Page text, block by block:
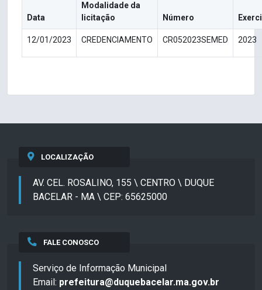
Data
Modalidade da
licitação
Número
12/01/2023 CREDENCIAMENTO CR052023SEMED 2023
LOCALIZAÇÃO
AV. CEL. ROSALINO, 155 \ CENTRO \ DUQUE
BACELAR - MA \ CEP: 65625000
FALE CONOSCO
Serviço de Informação Municipal
Email: prefeitura@duquebacelar.ma.gov.br